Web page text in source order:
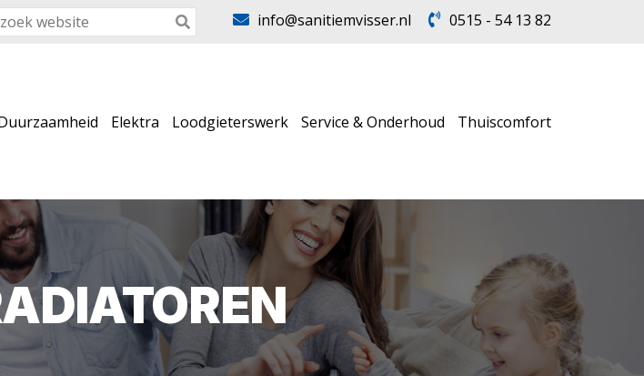
info@sanitiemvisser.nl 0515 - 54 13 82
Elektra Loodgieterswerk Service & Onderhoud Thuiscomfort